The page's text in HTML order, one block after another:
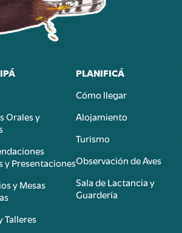
Orales y
y Presentaciones
y Mesas
Talleres
PLANIFICÁ
Cómo llegar
Alojamiento
Turismo
Observación de Aves
Sala de Lactancia y
Guardería